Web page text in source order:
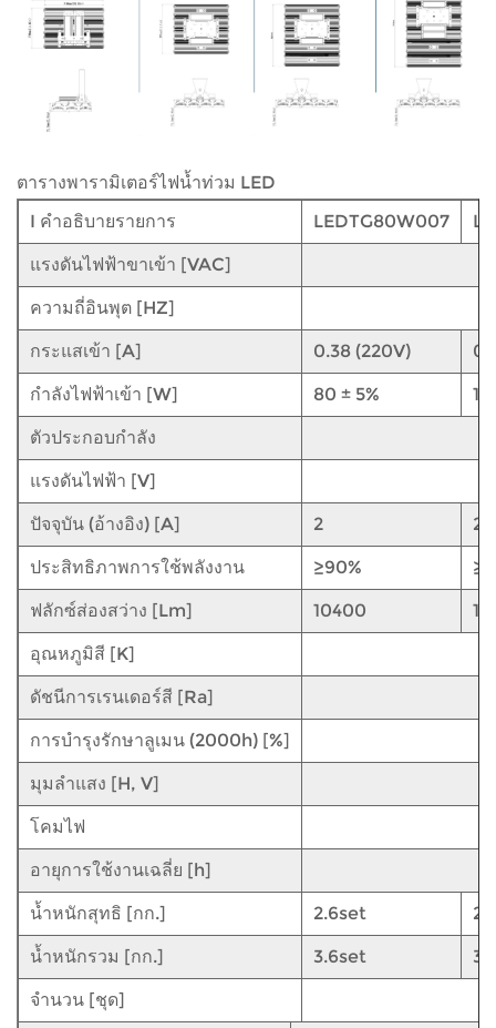
ตารางพารามิเตอร์ไฟน้ำท่วม LED
I คำอธิบายรายการ
LEDTG80W007
แรงดันไฟฟ้าขาเข้า [VAC]
ความถี่อินพุต [HZ]
กระแสเข้า [A] 0.38 (220V)
กำลังไฟฟ้าเข้า [W] 80 ± 5%
ตัวประกอบกำลัง
แรงดันไฟฟ้า [V]
ปัจจุบัน (อ้างอิง) [A] 2
ประสิทธิภาพการใช้พลังงาน ≥90%
ฟลักซ์ส่องสว่าง [Lm] 10400
อุณหภูมิสี [K]
ดัชนีการเรนเดอร์สี [Ra]
การบำรุงรักษาลูเมน (2000h) [%]
มุมลำแสง [H, V]
โคมไฟ
อายุการใช้งานเฉลี่ย [h]
น้ำหนักสุทธิ [กก.] 2.6set
น้ำหนักรวม [กก.] 3.6set
จำนวน [ชุด]